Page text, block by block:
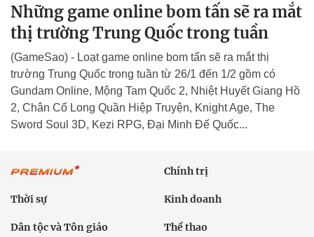
Những game online bom tấn sẽ ra mắt
thị trường Trung Quốc trong tuần
(GameSao) - Loạt game online bom tấn sẽ ra mắt thị
trường Trung Quốc trong tuần từ 26/1 đến 1/2 gồm có
Gundam Online, Mộng Tam Quốc 2, Nhiệt Huyết Giang Hồ
2, Chân Cổ Long Quần Hiệp Truyện, Knight Age, The
Sword Soul 3D, Kezi RPG, Đại Minh Đế Quốc...
Chính trị
Thời sự Kinh doanh
Dân tộc và Tôn giáo Thể thao